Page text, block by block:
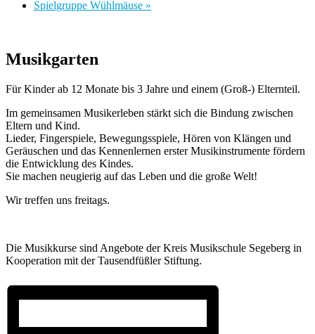
Spielgruppe Wühlmäuse »
Musikgarten
Für Kinder ab 12 Monate bis 3 Jahre und einem (Groß-) Elternteil.
Im gemeinsamen Musikerleben stärkt sich die Bindung zwischen
Eltern und Kind.
Lieder, Fingerspiele, Bewegungsspiele, Hören von Klängen und
Geräuschen und das Kennenlernen erster Musikinstrumente fördern
die Entwicklung des Kindes.
Sie machen neugierig auf das Leben und die große Welt!
Wir treffen uns freitags.
Die Musikkurse sind Angebote der Kreis Musikschule Segeberg in
Kooperation mit der Tausendfüßler Stiftung.